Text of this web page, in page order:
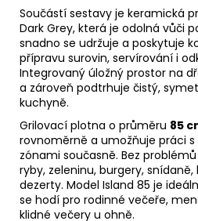
Součástí sestavy je keramická
Dark Grey, která je odolná vůči
snadno se udržuje a poskytuje
přípravu surovin, servírování i
Integrovaný úložný prostor na
a zároveň podtrhuje čistý,
kuchyně.
Grilovací plotna o průměru 85
rovnoměrně a umožňuje práci
zónami současně. Bez
ryby, zeleninu, burgery,
dezerty. Model Island 85 je
se hodí pro rodinné večeře,
klidné večery u ohně.